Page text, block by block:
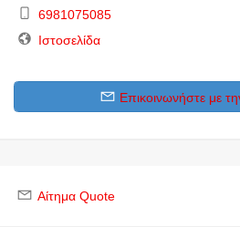
6981075085
Ιστοσελίδα
Επικοινωνήστε με
Αίτημα Quote